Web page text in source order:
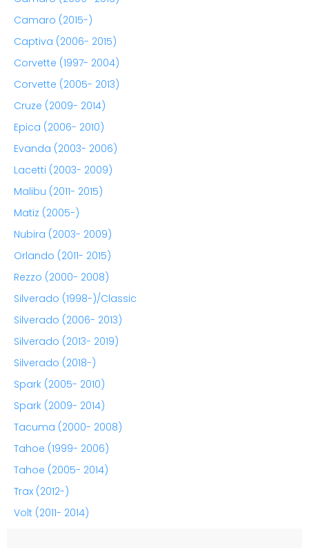
Camaro (2015-)
Captiva (2006- 2015)
Corvette (1997- 2004)
Corvette (2005- 2013)
Cruze (2009- 2014)
Epica (2006- 2010)
Evanda (2003- 2006)
Lacetti (2003- 2009)
Malibu (2011- 2015)
Matiz (2005-)
Nubira (2003- 2009)
Orlando (2011- 2015)
Rezzo (2000- 2008)
Silverado (1998-)/Classic
Silverado (2006- 2013)
Silverado (2013- 2019)
Silverado (2018-)
Spark (2005- 2010)
Spark (2009- 2014)
Tacuma (2000- 2008)
Tahoe (1999- 2006)
Tahoe (2005- 2014)
Trax (2012-)
Volt (2011- 2014)